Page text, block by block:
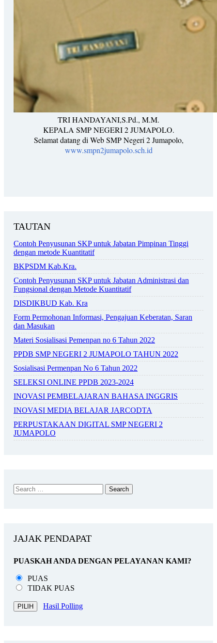
TRI HANDAYANI,S.Pd., M.M.
KEPALA SMP NEGERI 2 JUMAPOLO.
Selamat datang di Web SMP Negeri 2 Jumapolo,
www.smpn2jumapolo.sch.id
TAUTAN
Contoh Penyusunan SKP untuk Jabatan Pimpinan Tinggi
dengan metode Kuantitatif
BKPSDM Kab.Kra.
Contoh Penyusunan SKP untuk Jabatan Administrasi dan
Fungsional dengan Metode Kuantitatif
DISDIKBUD Kab. Kra
Form Permohonan Informasi, Pengajuan Keberatan, Saran
dan Masukan
Materi Sosialisasi Pemenpan no 6 Tahun 2022
PPDB SMP NEGERI 2 JUMAPOLO TAHUN 2022
Sosialisasi Permenpan No 6 Tahun 2022
SELEKSI ONLINE PPDB 2023-2024
INOVASI PEMBELAJARAN BAHASA INGGRIS
INOVASI MEDIA BELAJAR JARCODTA
PERPUSTAKAAN DIGITAL SMP NEGERI 2
JUMAPOLO
JAJAK PENDAPAT
PUASKAH ANDA DENGAN PELAYANAN KAMI?
PUAS
TIDAK PUAS
Hasil Polling